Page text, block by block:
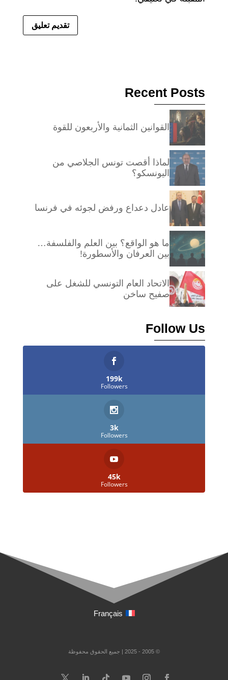
Recent Posts
القوانين الثمانية والأربعون للقوة
لماذا أقصت تونس الجلاصي من
اليونسكو؟
عادل دعداع ورفض لجوئه في فرنسا
ما هو الواقع؟ بين العلم والفلسفة…
بين العرفان والأسطورة!
الاتحاد العام التونسي للشغل على
صفيح ساخن
Follow Us
199k
Followers
3k
Followers
45k
Followers
Français
© 2005 - 2025 | جميع الحقوق محفوظة